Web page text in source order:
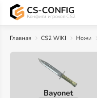
CS-CONFIG
Конфиги игроков CS2
Главная CS2 WIKI Ножи
Bayonet